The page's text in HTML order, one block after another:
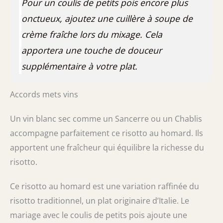
Pour un coulis de petits pois encore plus
onctueux, ajoutez une cuillère à soupe de
crème fraîche lors du mixage. Cela
apportera une touche de douceur
supplémentaire à votre plat.
Accords mets vins
Un vin blanc sec comme un Sancerre ou un Chablis
accompagne parfaitement ce risotto au homard. Ils
apportent une fraîcheur qui équilibre la richesse du
risotto.
Ce risotto au homard est une variation raffinée du
risotto traditionnel, un plat originaire d’Italie. Le
mariage avec le coulis de petits pois ajoute une